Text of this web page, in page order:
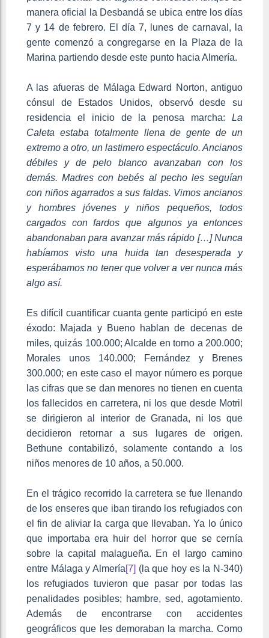
manera oficial la Desbandá se ubica entre los días
7 y 14 de febrero. El día 7, lunes de carnaval, la
gente comenzó a congregarse en la Plaza de la
Marina partiendo desde este punto hacia Almería.
A las afueras de Málaga Edward Norton, antiguo
cónsul de Estados Unidos, observó desde su
residencia el inicio de la penosa marcha: La
Caleta estaba totalmente llena de gente de un
extremo a otro, un lastimero espectáculo. Ancianos
débiles y de pelo blanco avanzaban con los
demás. Madres con bebés al pecho les seguían
con niños agarrados a sus faldas. Vimos ancianos
y hombres jóvenes y niños pequeños, todos
cargados con fardos que algunos ya entonces
abandonaban para avanzar más rápido […] Nunca
habíamos visto una huida tan desesperada y
esperábamos no tener que volver a ver nunca más
algo así.
Es difícil cuantificar cuanta gente participó en este
éxodo: Majada y Bueno hablan de decenas de
miles, quizás 100.000; Alcalde en torno a 200.000;
Morales unos 140.000; Fernández y Brenes
300.000; en este caso el mayor número es porque
las cifras que se dan menores no tienen en cuenta
los fallecidos en carretera, ni los que desde Motril
se dirigieron al interior de Granada, ni los que
decidieron retornar a sus lugares de origen.
Bethune contabilizó, solamente contando a los
niños menores de 10 años, a 50.000.
En el trágico recorrido la carretera se fue llenando
de los enseres que iban tirando los refugiados con
el fin de aliviar la carga que llevaban. Ya lo único
que importaba era huir del horror que se cernía
sobre la capital malagueña. En el largo camino
entre Málaga y Almería[7] (la que hoy es la N-340)
los refugiados tuvieron que pasar por todas las
penalidades posibles; hambre, sed, agotamiento.
Además de encontrarse con accidentes
geográficos que les demoraban la marcha. Como